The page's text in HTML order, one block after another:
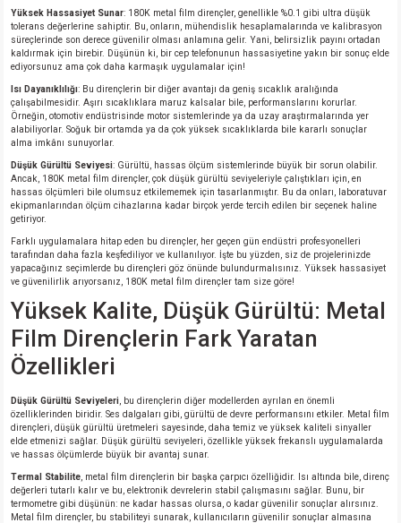
MARKA)
Yüksek Hassasiyet Sunar: 180K metal film dirençler, genellikle %0.1 gibi ultra düşük
tolerans değerlerine sahiptir. Bu, onların, mühendislik hesaplamalarında ve kalibrasyon
süreçlerinde son derece güvenilir olması anlamına gelir. Yani, belirsizlik payını ortadan
kaldırmak için birebir. Düşünün ki, bir cep telefonunun hassasiyetine yakın bir sonuç elde
ediyorsunuz ama çok daha karmaşık uygulamalar için!
Isı Dayanıklılığı: Bu dirençlerin bir diğer avantajı da geniş sıcaklık aralığında
çalışabilmesidir. Aşırı sıcaklıklara maruz kalsalar bile, performanslarını korurlar.
Örneğin, otomotiv endüstrisinde motor sistemlerinde ya da uzay araştırmalarında yer
alabiliyorlar. Soğuk bir ortamda ya da çok yüksek sıcaklıklarda bile kararlı sonuçlar
alma imkânı sunuyorlar.
Düşük Gürültü Seviyesi: Gürültü, hassas ölçüm sistemlerinde büyük bir sorun olabilir.
Ancak, 180K metal film dirençler, çok düşük gürültü seviyeleriyle çalıştıkları için, en
hassas ölçümleri bile olumsuz etkilememek için tasarlanmıştır. Bu da onları, laboratuvar
ekipmanlarından ölçüm cihazlarına kadar birçok yerde tercih edilen bir seçenek haline
getiriyor.
Farklı uygulamalara hitap eden bu dirençler, her geçen gün endüstri profesyonelleri
tarafından daha fazla keşfediliyor ve kullanılıyor. İşte bu yüzden, siz de projelerinizde
yapacağınız seçimlerde bu dirençleri göz önünde bulundurmalısınız. Yüksek hassasiyet
ve güvenilirlik arıyorsanız, 180K metal film dirençler tam size göre!
Yüksek Kalite, Düşük Gürültü: Metal
Film Dirençlerin Fark Yaratan
Özellikleri
Düşük Gürültü Seviyeleri , bu dirençlerin diğer modellerden ayrılan en önemli
özelliklerinden biridir. Ses dalgaları gibi, gürültü de devre performansını etkiler. Metal film
dirençleri, düşük gürültü üretmeleri sayesinde, daha temiz ve yüksek kaliteli sinyaller
elde etmenizi sağlar. Düşük gürültü seviyeleri, özellikle yüksek frekanslı uygulamalarda
ve hassas ölçümlerde büyük bir avantaj sunar.
Termal Stabilite , metal film dirençlerin bir başka çarpıcı özelliğidir. Isı altında bile, direnç
değerleri tutarlı kalır ve bu, elektronik devrelerin stabil çalışmasını sağlar. Bunu, bir
termometre gibi düşünün: ne kadar hassas olursa, o kadar güvenilir sonuçlar alırsınız.
Metal film dirençler, bu stabiliteyi sunarak, kullanıcıların güvenilir sonuçlar almasına